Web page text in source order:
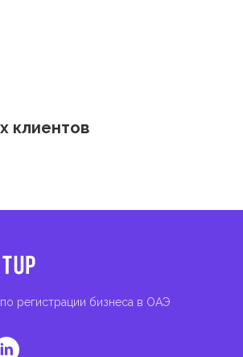
клиентов
регистрации бизнеса в ОАЭ